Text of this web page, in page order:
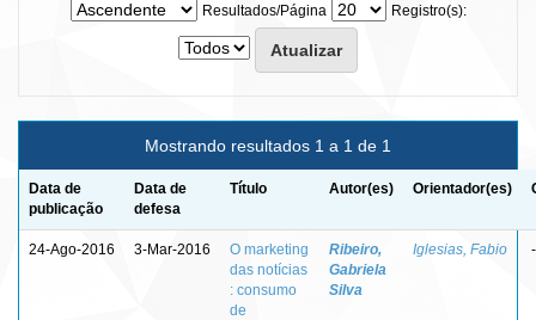
Resultados/Página
Registro(s):
Mostrando resultados 1 a 1 de 1
Data de
publicação
Data de
defesa
Título Autor(es) Orientador(es)
24-Ago-2016 3-Mar-2016
O marketing
das notícias
: consumo
de
Ribeiro,
Gabriela
Silva
Iglesias, Fabio -